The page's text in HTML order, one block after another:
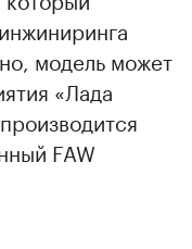
модель может
«Лада
FAW